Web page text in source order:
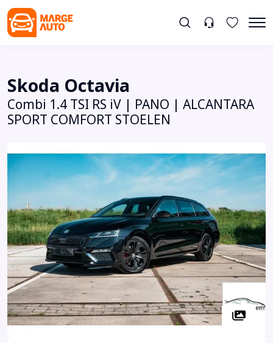
Skoda Octavia
Combi 1.4 TSI RS iV | PANO | ALCANTARA
SPORT COMFORT STOELEN